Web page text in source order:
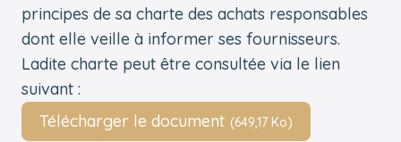
principes de sa charte des achats responsables
dont elle veille à informer ses fournisseurs.
Ladite charte peut être consultée via le lien
suivant :
Télécharger le document (649,17 Ko)